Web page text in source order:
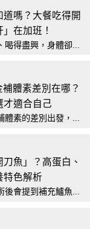
道嗎？大餐吃得開
在加班！
喝得盡興，身體卻...
補體素差別在哪？
才適合自己
體素的差別出發，...
魚」？高蛋白、
特色解析
後會提到補充鱸魚...